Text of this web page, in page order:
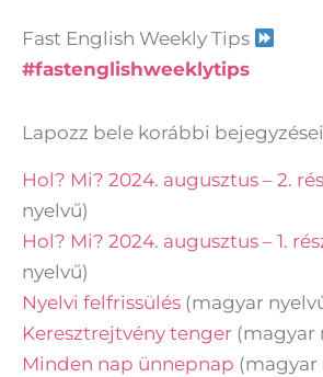
Fast English Weekly Tips
#fastenglishweeklytips
Lapozz bele korábbi
Hol? Mi? 2024. augusztus – 2.
nyelvű)
Hol? Mi? 2024. augusztus – 1.
nyelvű)
Nyelvi felfrissülés (magyar
Keresztrejtvény tenger (magyar
Minden nap ünnepnap (magyar